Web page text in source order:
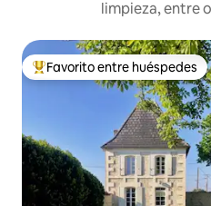
limpieza, entre
De los mejores en Favorito
Favorito entre huéspedes